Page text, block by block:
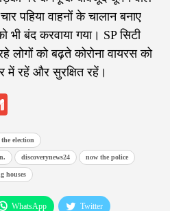
पहिया वाहनों के चालान बनाए
भी बंद करवाया गया। SP सिटी
को बढ़ते कोरोना वायरस को
रहें और सुरक्षित रहें।
election
discoverynews24 now the police
houses
WhatsApp Twitter